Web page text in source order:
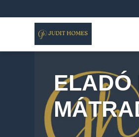
ELADÓ